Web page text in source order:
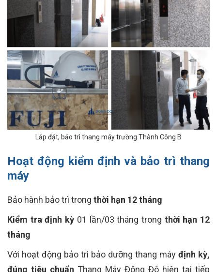
Lắp đặt, bảo trì thang máy trường Thành Công B
Hoạt động kiểm định và bảo trì thang
máy
Bảo hành bảo trì trong thời hạn 12 tháng
Kiểm tra định kỳ 01 lần/03 tháng trong thời hạn 12
tháng
Với hoạt động bảo trì bảo dưỡng thang máy định kỳ,
đúng tiêu chuẩn Thang Máy Đông Đô hiện tại tiếp